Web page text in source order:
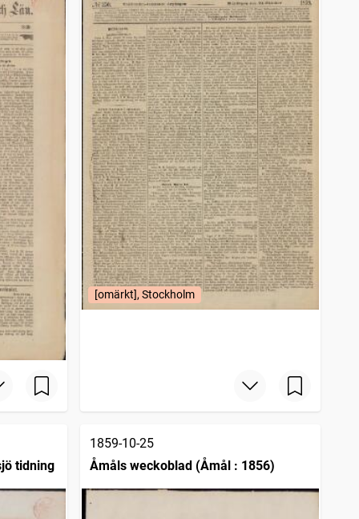
[omärkt], Stockholm
tidning
1859-10-25
Åmåls weckoblad (Åmål : 1856)